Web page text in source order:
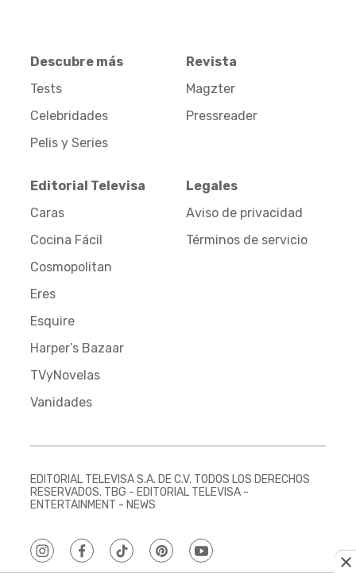
Descubre más
Tests
Celebridades
Pelis y Series
Revista
Magzter
Pressreader
Editorial Televisa
Caras
Cocina Fácil
Cosmopolitan
Eres
Esquire
Harper’s Bazaar
TVyNovelas
Vanidades
Legales
Aviso de privacidad
Términos de servicio
EDITORIAL TELEVISA S.A. DE C.V. TODOS LOS DERECHOS
RESERVADOS. TBG - EDITORIAL TELEVISA -
ENTERTAINMENT - NEWS
instagramfacebooktiktokpinterestyoutube